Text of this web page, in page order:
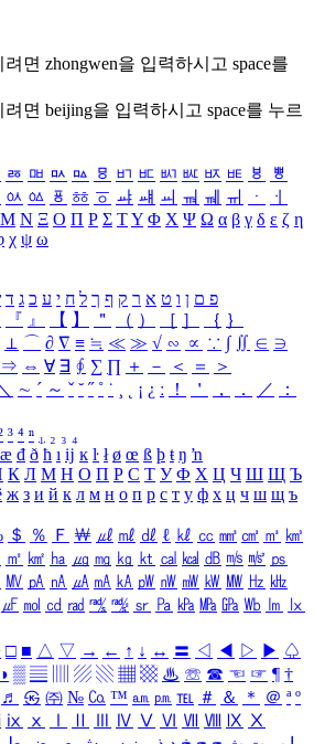
려면 zhongwen을 입력하시고 space를
려면 beijing을 입력하시고 space를 누르
ㅭ ㅮ ㅯ ㅰ ㅱ ㅲ ㅳ ㅴ ㅵ ㅶ ㅷ ㅸ
ㅹ
ㆂ ㆃ ㆄ ㆅ ㆆ ㆇ ㆈ ㆉ ㆊ ㆋ ㆌ ㆍ
ㆎ
Μ Ν Ξ Ο Π Ρ Σ ΤΥ Φ Χ Ψ Ω α β γ δ ε ζ η
χ ψ ω
פ ם ן ו ט א ר ק ף ך ל ח י ע כ ג ד
『 』 【 】 ＂ （ ） ［ ］ ｛ ｝
⊥ ⌒ ∂ ∇ ≡ ≒ ≪ ≫ √ ∽ ∝ ∵ ∫ ∬ ∈ ∋
⇒ ⇔ ∀ ∃ ∮ ∑ ∏ ＋ － ＜ ＝
＞
∼ ´ ～ ˇ ˘ ˝ ˚ ˙ ¸ ¡ ¿ ː ！ ＇ ， ． ／
：
³ ⁴ ⁿ ₁ ₂ ₃ ₄
æ đ ð ħ ı ĳ ĸ ŀ ł ø œ ß þ ŧ ŋ ŉ
К Л М Н О П Р С Т У Ф Х Ц Ч Ш Щ Ъ
ж з и й к л м н о п р с т у ф х ц ч ш щ ъ
＄ ％ Ｆ ￦ ㎕ ㎖ ㎗ ℓ ㎘ ㏄ ㎣ ㎤ ㎥ ㎦
㎡ ㎢ ㏊ ㎍ ㎎ ㎏ ㏏ ㎈ ㎉ ㏈ ㎧ ㎨ ㎰
㎹ ㎀ ㎁ ㎂ ㎃ ㎄ ㎺ ㎻ ㎽ ㎾ ㎿ ㎐ ㎑
㎌ ㏖ ㏅ ㎭ ㎮ ㎯ ㏛ ㎩ ㎪ ㎫ ㎬ ㏝ ㏐
㏓
□ ■ △ ▽ → ← ↑ ↓ ↔ 〓 ◁ ◀ ▷ ▶ ♤
◑ ▒ ▤ ▨ ▧ ▦ ▩ ♨ ☏ ☎ ☜ ☞ ¶ †
♬ ㉿ ㈜ № ㏇ ™ ㏂ ㏘ ℡ ＃ ＆ ＊ ＠ ª º
ⅸ ⅹ Ⅳ Ⅴ Ⅵ Ⅶ Ⅷ Ⅸ Ⅹ